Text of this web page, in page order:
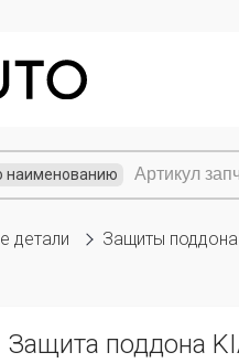
наименованию
детали Защиты поддона
Защита поддона